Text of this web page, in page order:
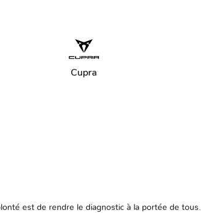
Cupra
est de rendre le diagnostic à la portée de tous.